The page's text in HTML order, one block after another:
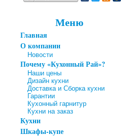
Меню
Главная
О компании
Новости
Почему «Кухонный Рай»?
Наши цены
Дизайн кухни
Доставка и Сборка кухни
Гарантии
Кухонный гарнитур
Кухни на заказ
Кухни
Шкафы-купе